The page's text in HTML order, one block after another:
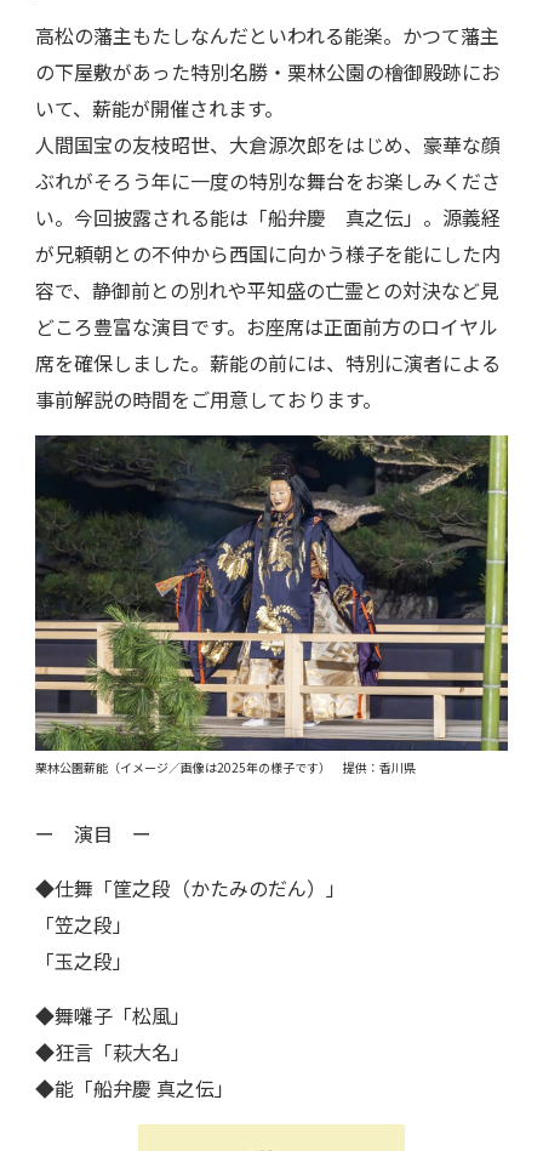
高松の藩主もたしなんだといわれる能楽。かつて藩主
の下屋敷があった特別名勝・栗林公園の檜御殿跡にお
いて、薪能が開催されます。
人間国宝の友枝昭世、大倉源次郎をはじめ、豪華な顔
ぶれがそろう年に一度の特別な舞台をお楽しみくださ
い。今回披露される能は「船弁慶 真之伝」。源義経
が兄頼朝との不仲から西国に向かう様子を能にした内
容で、静御前との別れや平知盛の亡霊との対決など見
どころ豊富な演目です。お座席は正面前方のロイヤル
席を確保しました。薪能の前には、特別に演者による
事前解説の時間をご用意しております。
栗林公園薪能（イメージ／画像は2025年の様子です） 提供：香川県
ー 演目 ー
◆仕舞「筐之段（かたみのだん）」
「笠之段」
「玉之段」
◆舞囃子「松風」
◆狂言「萩大名」
◆能「船弁慶 真之伝」